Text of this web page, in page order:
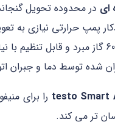
ای در محدوده تحویل
پمپ حرارتی نیازی به
شده توسط دما و جبران
testo Smart را برای
تر می کند.